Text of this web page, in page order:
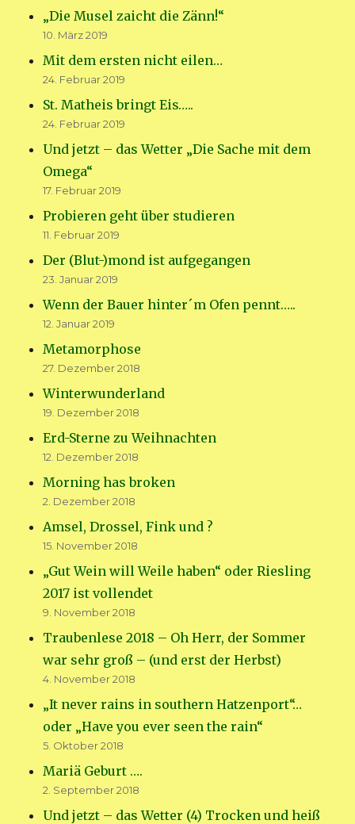
„Die Musel zaicht die Zänn!“
10. März 2019
Mit dem ersten nicht eilen…
24. Februar 2019
St. Matheis bringt Eis…..
24. Februar 2019
Und jetzt – das Wetter „Die Sache mit dem
Omega“
17. Februar 2019
Probieren geht über studieren
11. Februar 2019
Der (Blut-)mond ist aufgegangen
23. Januar 2019
Wenn der Bauer hinter´m Ofen pennt…..
12. Januar 2019
Metamorphose
27. Dezember 2018
Winterwunderland
19. Dezember 2018
Erd-Sterne zu Weihnachten
12. Dezember 2018
Morning has broken
2. Dezember 2018
Amsel, Drossel, Fink und ?
15. November 2018
„Gut Wein will Weile haben“ oder Riesling
2017 ist vollendet
9. November 2018
Traubenlese 2018 – Oh Herr, der Sommer
war sehr groß – (und erst der Herbst)
4. November 2018
„It never rains in southern Hatzenport“…
oder „Have you ever seen the rain“
5. Oktober 2018
Mariä Geburt ….
2. September 2018
Und jetzt – das Wetter (4) Trocken und heiß